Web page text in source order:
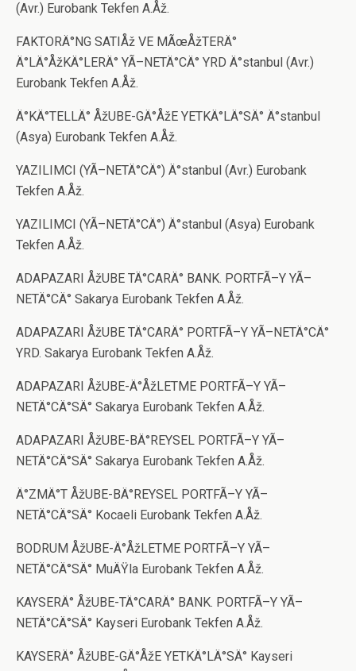
(Avr.) Eurobank Tekfen A.Åž.
FAKTORÄ°NG SATIÅž VE MÃœÅžTERÄ°
Ä°LÄ°ÅžKÄ°LERÄ° YÃ–NETÄ°CÄ° YRD Ä°stanbul (Avr.)
Eurobank Tekfen A.Åž.
Ä°KÄ°TELLÄ° ÅžUBE-GÄ°ÅžE YETKÄ°LÄ°SÄ° Ä°stanbul
(Asya) Eurobank Tekfen A.Åž.
YAZILIMCI (YÃ–NETÄ°CÄ°) Ä°stanbul (Avr.) Eurobank
Tekfen A.Åž.
YAZILIMCI (YÃ–NETÄ°CÄ°) Ä°stanbul (Asya) Eurobank
Tekfen A.Åž.
ADAPAZARI ÅžUBE TÄ°CARÄ° BANK. PORTFÃ–Y YÃ–
NETÄ°CÄ° Sakarya Eurobank Tekfen A.Åž.
ADAPAZARI ÅžUBE TÄ°CARÄ° PORTFÃ–Y YÃ–NETÄ°CÄ°
YRD. Sakarya Eurobank Tekfen A.Åž.
ADAPAZARI ÅžUBE-Ä°ÅžLETME PORTFÃ–Y YÃ–
NETÄ°CÄ°SÄ° Sakarya Eurobank Tekfen A.Åž.
ADAPAZARI ÅžUBE-BÄ°REYSEL PORTFÃ–Y YÃ–
NETÄ°CÄ°SÄ° Sakarya Eurobank Tekfen A.Åž.
Ä°ZMÄ°T ÅžUBE-BÄ°REYSEL PORTFÃ–Y YÃ–
NETÄ°CÄ°SÄ° Kocaeli Eurobank Tekfen A.Åž.
BODRUM ÅžUBE-Ä°ÅžLETME PORTFÃ–Y YÃ–
NETÄ°CÄ°SÄ° MuÄŸla Eurobank Tekfen A.Åž.
KAYSERÄ° ÅžUBE-TÄ°CARÄ° BANK. PORTFÃ–Y YÃ–
NETÄ°CÄ°SÄ° Kayseri Eurobank Tekfen A.Åž.
KAYSERÄ° ÅžUBE-GÄ°ÅžE YETKÄ°LÄ°SÄ° Kayseri